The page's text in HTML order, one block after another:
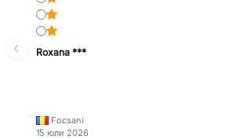
Roxana ***
Focsani
15 юли 2026